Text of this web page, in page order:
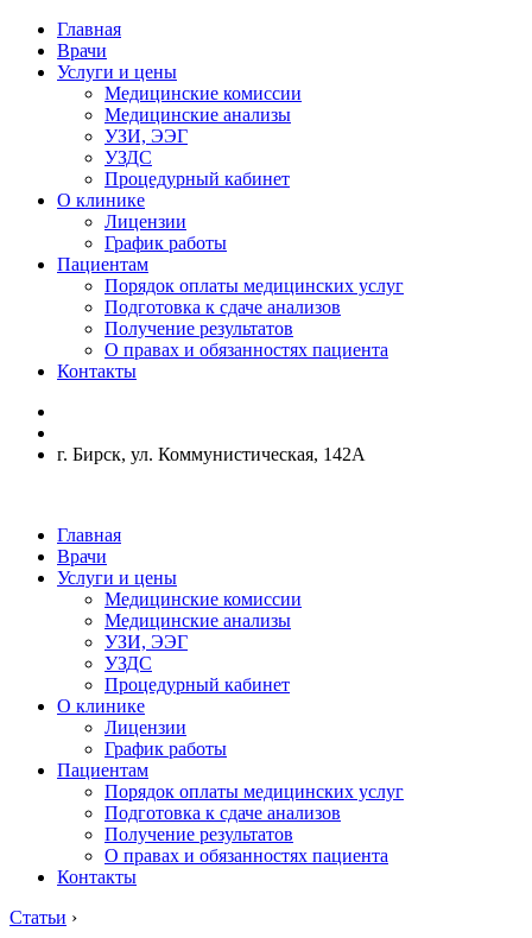
Главная
Врачи
Услуги и цены
Медицинские комиссии
Медицинские анализы
УЗИ, ЭЭГ
УЗДС
Процедурный кабинет
О клинике
Лицензии
График работы
Пациентам
Порядок оплаты медицинских услуг
Подготовка к сдаче анализов
Получение результатов
О правах и обязанностях пациента
Контакты
г. Бирск, ул. Коммунистическая, 142А
Главная
Врачи
Услуги и цены
Медицинские комиссии
Медицинские анализы
УЗИ, ЭЭГ
УЗДС
Процедурный кабинет
О клинике
Лицензии
График работы
Пациентам
Порядок оплаты медицинских услуг
Подготовка к сдаче анализов
Получение результатов
О правах и обязанностях пациента
Контакты
Статьи ›